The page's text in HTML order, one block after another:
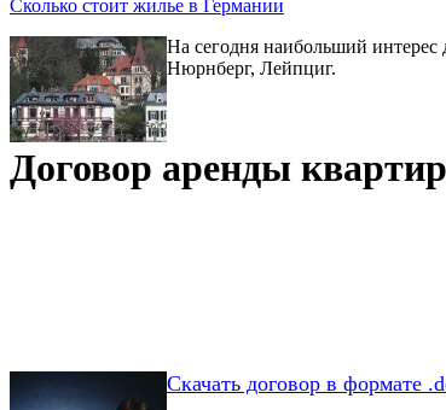
Сколько стоит жилье в Германии
На сегодня наибольший
Нюрнберг, Лейпциг.
Договор аренды
Скачать договор в формате